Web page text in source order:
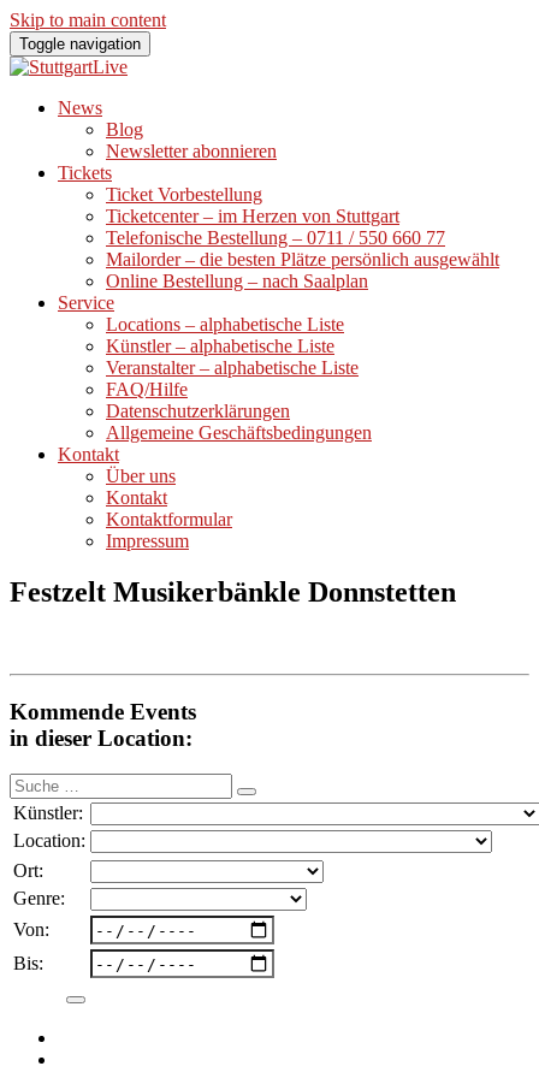
Skip to main content
Toggle navigation
News
Blog
Newsletter abonnieren
Tickets
Ticket Vorbestellung
Ticketcenter – im Herzen von Stuttgart
Telefonische Bestellung – 0711 / 550 660 77
Mailorder – die besten Plätze persönlich ausgewählt
Online Bestellung – nach Saalplan
Service
Locations – alphabetische Liste
Künstler – alphabetische Liste
Veranstalter – alphabetische Liste
FAQ/Hilfe
Datenschutzerklärungen
Allgemeine Geschäftsbedingungen
Kontakt
Über uns
Kontakt
Kontaktformular
Impressum
Festzelt Musikerbänkle Donnstetten
Kommende Events
in dieser Location:
Suche
nach:
Künstler:
Location:
Ort:
Genre:
Von:
Bis: